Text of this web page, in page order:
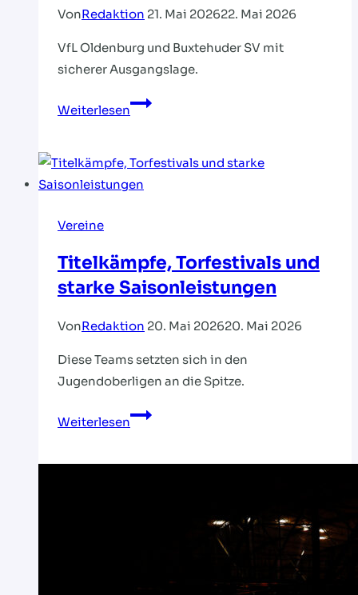
VonRedaktion 21. Mai 202622. Mai 2026
VfL Oldenburg und Buxtehuder SV mit
sicherer Ausgangslage.
Weiterlesen
Endspurt
Play-
offs
Vereine
Titelkämpfe, Torfestivals und
starke Saisonleistungen
VonRedaktion 20. Mai 202620. Mai 2026
Diese Teams setzten sich in den
Jugendoberligen an die Spitze.
Weiterlesen
Titelkämpfe,